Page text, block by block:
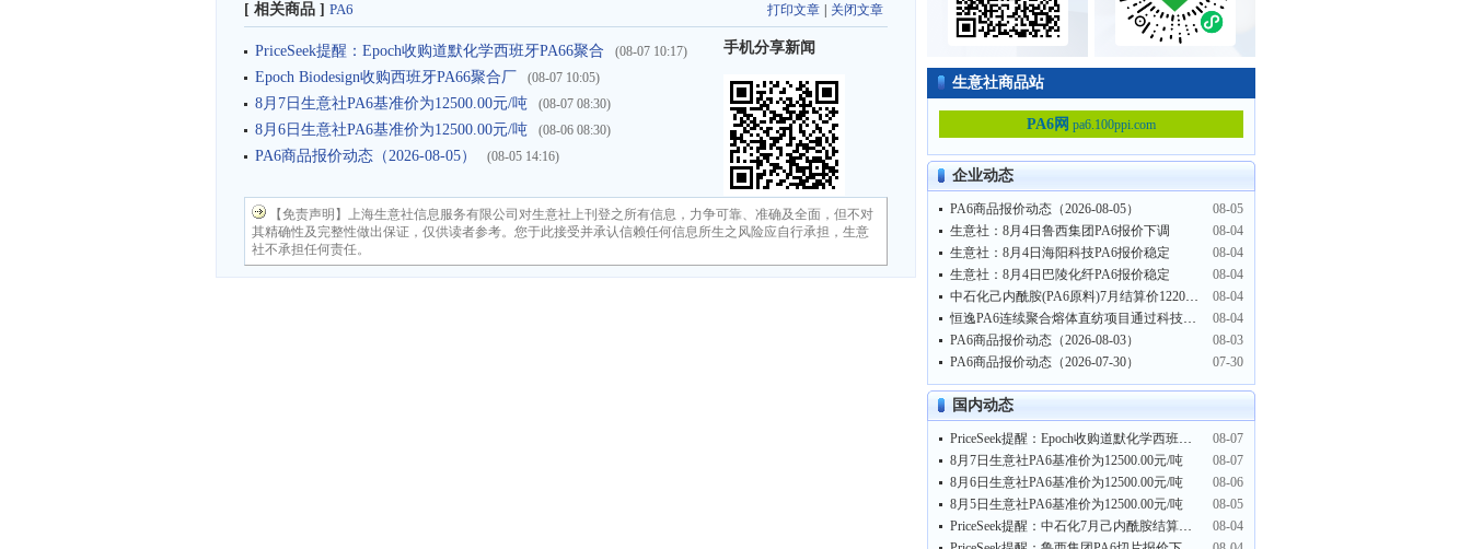
打印文章 关闭文章
[ 相关商品 ] PA6
PriceSeek提醒：Epoch收购道默化学西班牙PA66聚合 (08-07 10:17)
Epoch Biodesign收购西班牙PA66聚合厂 (08-07 10:05)
8月7日生意社PA6基准价为12500.00元/吨 (08-07 08:30)
8月6日生意社PA6基准价为12500.00元/吨 (08-06 08:30)
PA6商品报价动态（2026-08-05） (08-05 14:16)
手机分享新闻
【免责声明】上海生意社信息服务有限公司对生意社上刊登之所有信息，力争可靠、准确及全面，但不对
其精确性及完整性做出保证，仅供读者参考。您于此接受并承认信赖任何信息所生之风险应自行承担，生意
社不承担任何责任。
生意社商品站
PA6网 pa6.100ppi.com
企业动态
PA6商品报价动态（2026-08-05）
08-05
生意社：8月4日鲁西集团PA6报价下调
08-04
生意社：8月4日海阳科技PA6报价稳定
08-04
生意社：8月4日巴陵化纤PA6报价稳定
08-04
中石化己内酰胺(PA6原料)7月结算价12200元/吨
08-04
恒逸PA6连续聚合熔体直纺项目通过科技成果鉴定
08-04
PA6商品报价动态（2026-08-03）
08-03
PA6商品报价动态（2026-07-30）
07-30
国内动态
PriceSeek提醒：Epoch收购道默化学西班牙PA66聚合厂
08-07
8月7日生意社PA6基准价为12500.00元/吨
08-07
8月6日生意社PA6基准价为12500.00元/吨
08-06
8月5日生意社PA6基准价为12500.00元/吨
08-05
PriceSeek提醒：中石化7月己内酰胺结算价上调
08-04